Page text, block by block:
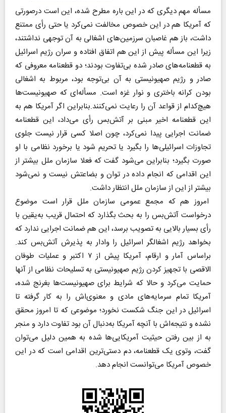
مسأله مهم دیگری که در این باره مطرح شده، این است درصورتی
که آمریکا هم در این خصوص مخالفت نمی‌کرد یا حتی رأی ممتنع
داشت، باز هم غاصبان سرزمین‌های اشغالی به آن توجهی نداشتند،
زیرا این مسأله پیش از این هم اتفاق افتاده و سران رژیم اسرائیل
به قطعنامه‌های صادر شده بی‌تفاوت بودند؛ دو قطعنامه معروفی که
صادر و رژیم صهیونیستی به آن بی‌توجه بود، مربوط به اشغالی
بودن کرانه باختری و نوار غزه است. مسأله‌ای که صهیونیست‌ها
هیچ‌کدام از قواعد آن را رعایت نمی‌کنند.بنابراین اگر آمریکا هم به
این قطعنامه اخیر مبنی بر آتش‌بس رأی می‌داد، این قطعنامه
ضمانت اجرایی پیدا نمی‌کرد، چون اصلا کسی قرار نیست جلوی
تجاوزات اسرائیلی‌ها را بگیرد یا تحریم شود یا برخورد نظامی با او
صورت بگیرد؛ بنابراین می‌شود گفت که فعلا سازمان ملل بیشتر از
این اقدامی که انجام داده در توان و بضاعتش نیست و نمی‌شود
بیشتر از این از سازمان ملل انتظار داشت.
امروز هم که مجمع عمومی سازمان ملل قرار است موضوع
درخواست آتش‌بس را به بحث بگذارد که احتمال قریب به‌یقین با
رأی بسیار بالایی به تصویب برسد، این هم ضمانت اجرایی ندارد که
بخواهد رژیم اشغالگر اسرائیل را وادار به پذیرش آتش‌بس کند.
براساس آمار و ارقام، آمریکا پیش از ۷ اکتبر و عملیات طوفان
الاقصی با تجهیز کردن رژیم صهیونیستی به تسلیحات نظامی از آنها
حمایت می‌کرد و حالا که شرایط برای صهیونیست‌ها بغرنج شده،
آمریکا تمام سرمایه‌های مادی و معنوی‌اش را به کار گرفته تا
اسرائیل در این جنگ شکست نخورد؛ موضوعی که تا امروز محقق
نشده و نتیجه‌اش با آنچه آمریکا به‌دنبال آن بود تفاوت دارد و منجر
به از بین رفتن حیثیت آمریکایی‌ها شده به همین دلیل می‌توان
گفت، وتوی یک قطعنامه، دم دستی‌ترین اقدامی است که در این
خصوص آمریکا می‌توانست انجام دهد.